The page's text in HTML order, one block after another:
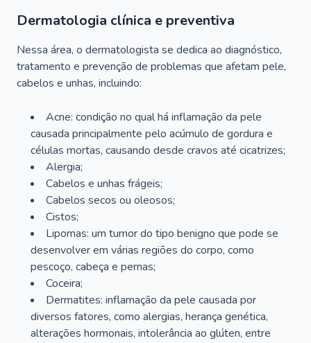
Dermatologia clínica e preventiva
Nessa área, o dermatologista se dedica ao diagnóstico,
tratamento e prevenção de problemas que afetam pele,
cabelos e unhas, incluindo:
Acne: condição no qual há inflamação da pele
causada principalmente pelo acúmulo de gordura e
células mortas, causando desde cravos até cicatrizes;
Alergia;
Cabelos e unhas frágeis;
Cabelos secos ou oleosos;
Cistos;
Lipomas: um tumor do tipo benigno que pode se
desenvolver em várias regiões do corpo, como
pescoço, cabeça e pernas;
Coceira;
Dermatites: inflamação da pele causada por
diversos fatores, como alergias, herança genética,
alterações hormonais, intolerância ao glúten, entre